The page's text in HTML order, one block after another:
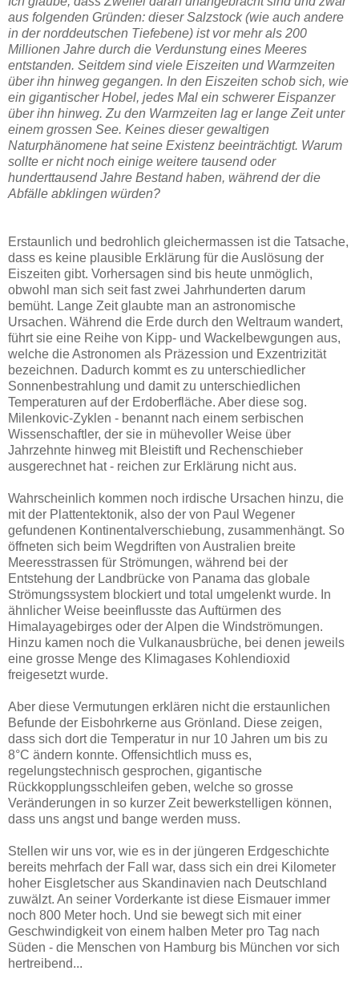
aus folgenden Gründen: dieser Salzstock (wie auch andere
in der norddeutschen Tiefebene) ist vor mehr als 200
Millionen Jahre durch die Verdunstung eines Meeres
entstanden. Seitdem sind viele Eiszeiten und Warmzeiten
über ihn hinweg gegangen. In den Eiszeiten schob sich, wie
ein gigantischer Hobel, jedes Mal ein schwerer Eispanzer
über ihn hinweg. Zu den Warmzeiten lag er lange Zeit unter
einem grossen See. Keines dieser gewaltigen
Naturphänomene hat seine Existenz beeinträchtigt. Warum
sollte er nicht noch einige weitere tausend oder
hunderttausend Jahre Bestand haben, während der die
Abfälle abklingen würden?
Erstaunlich und bedrohlich gleichermassen ist die Tatsache,
dass es keine plausible Erklärung für die Auslösung der
Eiszeiten gibt. Vorhersagen sind bis heute unmöglich,
obwohl man sich seit fast zwei Jahrhunderten darum
bemüht. Lange Zeit glaubte man an astronomische
Ursachen. Während die Erde durch den Weltraum wandert,
führt sie eine Reihe von Kipp- und Wackelbewgungen aus,
welche die Astronomen als Präzession und Exzentrizität
bezeichnen. Dadurch kommt es zu unterschiedlicher
Sonnenbestrahlung und damit zu unterschiedlichen
Temperaturen auf der Erdoberfläche. Aber diese sog.
Milenkovic-Zyklen - benannt nach einem serbischen
Wissenschaftler, der sie in mühevoller Weise über
Jahrzehnte hinweg mit Bleistift und Rechenschieber
ausgerechnet hat - reichen zur Erklärung nicht aus.
Wahrscheinlich kommen noch irdische Ursachen hinzu, die
mit der Plattentektonik, also der von Paul Wegener
gefundenen Kontinentalverschiebung, zusammenhängt. So
öffneten sich beim Wegdriften von Australien breite
Meeresstrassen für Strömungen, während bei der
Entstehung der Landbrücke von Panama das globale
Strömungssystem blockiert und total umgelenkt wurde. In
ähnlicher Weise beeinflusste das Auftürmen des
Himalayagebirges oder der Alpen die Windströmungen.
Hinzu kamen noch die Vulkanausbrüche, bei denen jeweils
eine grosse Menge des Klimagases Kohlendioxid
freigesetzt wurde.
Aber diese Vermutungen erklären nicht die erstaunlichen
Befunde der Eisbohrkerne aus Grönland. Diese zeigen,
dass sich dort die Temperatur in nur 10 Jahren um bis zu
8°C ändern konnte. Offensichtlich muss es,
regelungstechnisch gesprochen, gigantische
Rückkopplungsschleifen geben, welche so grosse
Veränderungen in so kurzer Zeit bewerkstelligen können,
dass uns angst und bange werden muss.
Stellen wir uns vor, wie es in der jüngeren Erdgeschichte
bereits mehrfach der Fall war, dass sich ein drei Kilometer
hoher Eisgletscher aus Skandinavien nach Deutschland
zuwälzt. An seiner Vorderkante ist diese Eismauer immer
noch 800 Meter hoch. Und sie bewegt sich mit einer
Geschwindigkeit von einem halben Meter pro Tag nach
Süden - die Menschen von Hamburg bis München vor sich
hertreibend...